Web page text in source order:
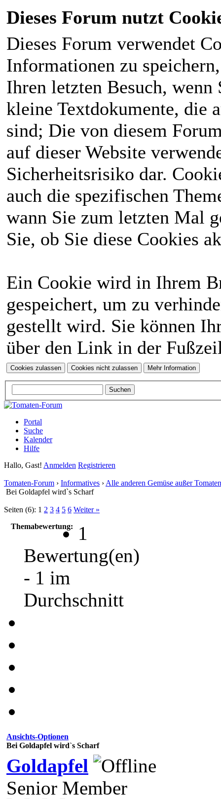
Dieses Forum nutzt
Dieses Forum verwendet
Informationen zu
Ihren letzten Besuch,
kleine Textdokumente, die
sind; Die von diesem
auf dieser Website
Sicherheitsrisiko dar.
auch die spezifischen
wann Sie zum letzten Mal
Sie, ob Sie diese Cookies
Ein Cookie wird in Ihrem
gespeichert, um zu
gestellt wird. Sie können
über den Link in der
Portal
Suche
Kalender
Hilfe
Hallo, Gast! Anmelden Registrieren
Tomaten-Forum › Informatives › Alle anderen Gemüse außer Tomaten
Bei Goldapfel wird`s Scharf
Seiten (6): 1 2 3 4 5 6 Weiter »
Themabewertung:
1
Bewertung(en)
- 1 im
Durchschnitt
Ansichts-Optionen
Bei Goldapfel wird`s Scharf
Goldapfel
Senior Member